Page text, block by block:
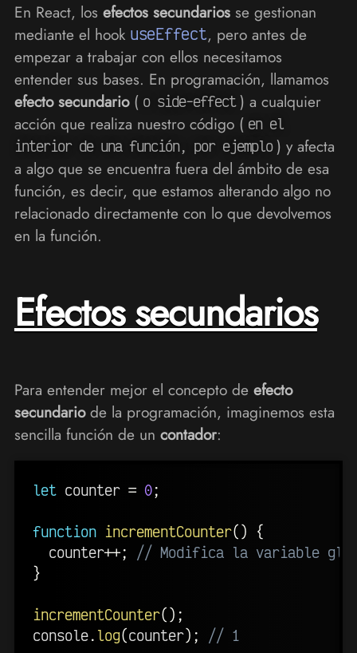
En React, los efectos secundariosse gestionan
mediante el hook useEffect, pero antes de
empezar a trabajar con ellos necesitamos
entender sus bases. En programación, llamamos
efecto secundario( o side-effect ) a cualquier
acción que realiza nuestro código ( en el
interior de una función, por ejemplo ) y afecta
a algo que se encuentra fuera del ámbito de esa
función, es decir, que estamos alterando algo no
relacionado directamente con lo que devolvemos
en la función.
Efectos secundarios
Para entender mejor el concepto de efecto
secundariode la programación, imaginemos esta
sencilla función de un contador:
let counter = 0;
function incrementCounter()
{
  counter
++;
// Modifica la variable
}
incrementCounter() ;
console. log(counter) ; // 1